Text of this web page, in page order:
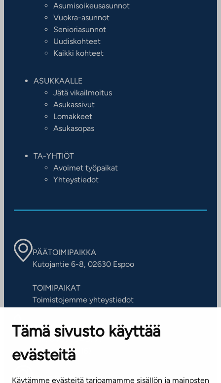
Tämä sivusto käyttää
evästeitä
Käytämme evästeitä tarjoamamme sisällön ja mainosten
Asumisoikeusasunnot
Vuokra-asunnot
Senioriasunnot
Uudiskohteet
Kaikki kohteet
ASUKKAALLE
Jätä vikailmoitus
Asukassivut
Lomakkeet
Asukasopas
TA-YHTIÖT
Avoimet työpaikat
Yhteystiedot
PÄÄTOIMIPAIKKA
Kutojantie 6-8, 02630 Espoo
TOIMIPAIKAT
Toimistojemme yhteystiedot
ASIAKASPALVELUKESKUS
Puh. 045 7734 3777
(arkisin klo 8-16)
info@ta.fi